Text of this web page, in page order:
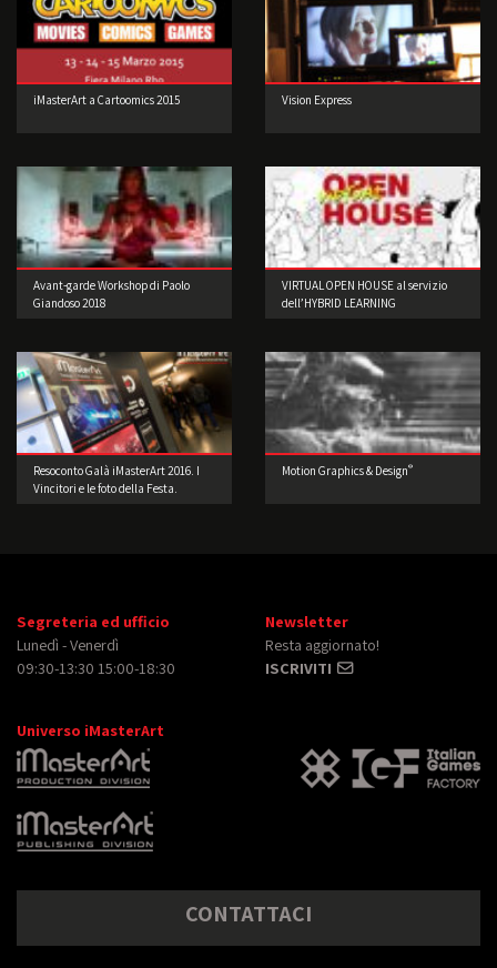
iMasterArt a Cartoomics 2015 Vision Express
Avant-garde Workshop di Paolo
Giandoso 2018
VIRTUAL OPEN HOUSE al servizio
dell’HYBRID LEARNING
Resoconto Galà iMasterArt 2016. I
Vincitori e le foto della Festa.
Motion Graphics & Design®
Segreteria ed ufficio
Lunedì - Venerdì
09:30-13:30 15:00-18:30
Newsletter
Resta aggiornato!
ISCRIVITI
Universo iMasterArt
CONTATTACI